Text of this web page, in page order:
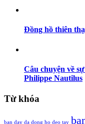
Đồng hồ thiên
Câu chuyện về
Philippe Nautilus
Từ khóa
ban day da dong ho deo tay